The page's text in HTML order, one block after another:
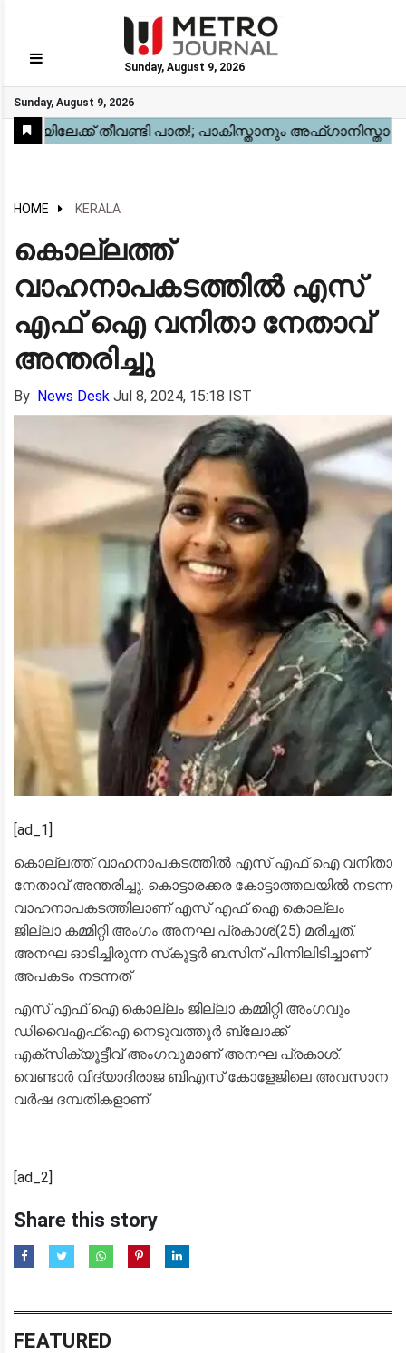
Sunday, August 9, 2026
Sunday, August 9, 2026
GO
Home
Kerala
National
Gulf
World
Sports
Movies
Health
Automobile
Travel
Education
Novel
Business
Technology
Webstory
HOME KERALA
കൊല്ലത്ത്
വാഹനാപകടത്തിൽ എസ്
എഫ് ഐ വനിതാ നേതാവ്
അന്തരിച്ചു
By News Desk Jul 8, 2024, 15:18 IST
[ad_1]
കൊല്ലത്ത് വാഹനാപകടത്തിൽ എസ് എഫ് ഐ വനിതാ
നേതാവ് അന്തരിച്ചു. കൊട്ടാരക്കര കോട്ടാത്തലയിൽ നടന്ന
വാഹനാപകടത്തിലാണ് എസ് എഫ് ഐ കൊല്ലം
ജില്ലാ കമ്മിറ്റി അംഗം അനഘ പ്രകാശ്(25) മരിച്ചത്.
അനഘ ഓടിച്ചിരുന്ന സ്‌കൂട്ടർ ബസിന് പിന്നിലിടിച്ചാണ്
അപകടം നടന്നത്
എസ് എഫ് ഐ കൊല്ലം ജില്ലാ കമ്മിറ്റി അംഗവും
ഡിവൈഎഫ്‌ഐ നെടുവത്തൂർ ബ്ലോക്ക്
എക്‌സിക്യൂട്ടീവ് അംഗവുമാണ് അനഘ പ്രകാശ്.
വെണ്ടാർ വിദ്യാദിരാജ ബിഎസ് കോളേജിലെ അവസാന
വർഷ ദമ്പതികളാണ്.
[ad_2]
Share this story
FEATURED